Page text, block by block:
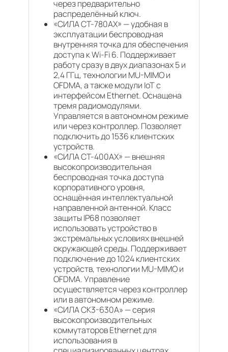
через предварительно
распределённый ключ.
«СИЛА СТ-780АХ» — удобная в
эксплуатации беспроводная
внутренняя точка для обеспечения
доступа к Wi-Fi 6. Поддерживает
работу сразу в двух диапазонах 5 и
2,4 ГГц, технологии MU-MIMO и
OFDMA, а также модули IoT с
интерфейсом Ethernet. Оснащена
тремя радиомодулями.
Управляется в автономном режиме
или через контроллер. Позволяет
подключить до 1536 клиентских
устройств.
«СИЛА СТ-400АХ» — внешняя
высокопроизводительная
беспроводная точка доступа
корпоративного уровня,
оснащённая интеллектуальной
направленной антенной. Класс
защиты IP68 позволяет
использовать устройство в
экстремальных условиях внешней
окружающей среды. Поддерживает
подключение до 1024 клиентских
устройств, технологии MU-MIMO и
OFDMA. Управление
осуществляется через контроллер
или в автономном режиме.
«СИЛА СК3-630А» — серия
высокопроизводительных
коммутаторов Ethernet для
использования в